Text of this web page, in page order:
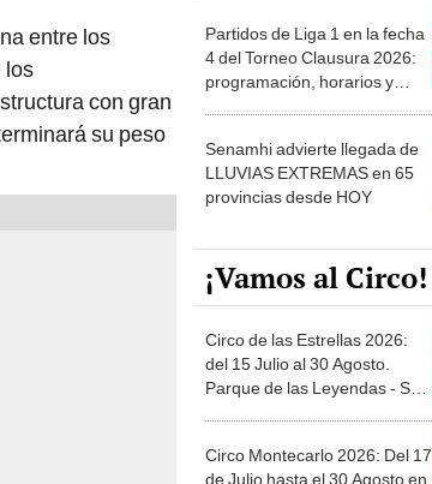
entre los
los
con gran
su peso
Partidos de Liga 1 en la fecha
4 del Torneo Clausura 2026:
programación, horarios y
Senamhi advierte llegada de
LLUVIAS EXTREMAS en 65
provincias desde HOY
¡Vamos al Circo!
Circo de las Estrellas 2026:
del 15 Julio al 30 Agosto.
Parque de las Leyendas - San
Circo Montecarlo 2026: Del 17
de Julio hasta el 30 Agosto en